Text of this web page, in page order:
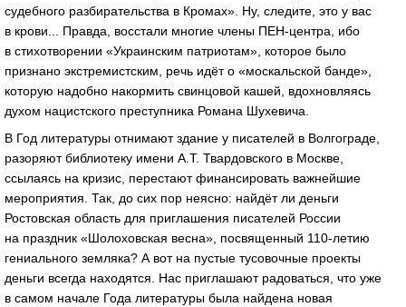
судебного разбирательства в Кромах». Ну, следите, это у вас
в крови... Правда, восстали многие члены ПЕН-центра, ибо
в стихотворении «Украинским патриотам», которое было
признано экстремистским, речь идёт о «москальской банде»,
которую надобно накормить свинцовой кашей, вдохновляясь
духом нацистского преступника Романа Шухевича.
В Год литературы отнимают здание у писателей в Волгограде,
разоряют библиотеку имени А.Т. Твардовского в Москве,
ссылаясь на кризис, перестают финансировать важнейшие
мероприятия. Так, до сих пор неясно: найдёт ли деньги
Ростовская область для приглашения писателей России
на праздник «Шолоховская весна», посвященный 110-летию
гениального земляка? А вот на пустые тусовочные проекты
деньги всегда находятся. Нас приглашают радоваться, что уже
в самом начале Года литературы была найдена новая